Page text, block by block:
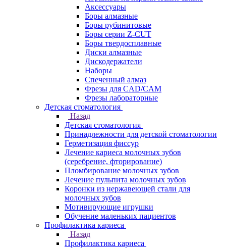
Аксессуары
Боры алмазные
Боры рубинитовые
Боры серии Z-CUT
Боры твердосплавные
Диски алмазные
Дискодержатели
Наборы
Спеченный алмаз
Фрезы для CAD/CAM
Фрезы лабораторные
Детская стоматология
Назад
Детская стоматология
Принадлежности для детской стоматологии
Герметизация фиссур
Лечение кариеса молочных зубов
(серебрение, фторирование)
Пломбирование молочных зубов
Лечение пульпита молочных зубов
Коронки из нержавеющей стали для
молочных зубов
Мотивирующие игрушки
Обучение маленьких пациентов
Профилактика кариеса
Назад
Профилактика кариеса